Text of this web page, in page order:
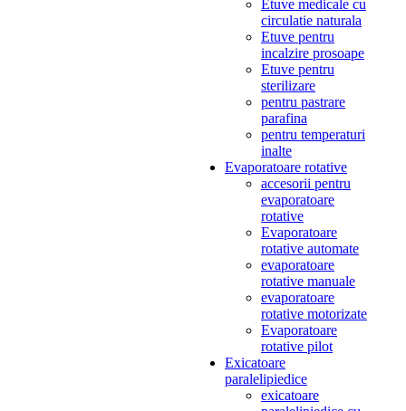
Etuve medicale cu
circulatie naturala
Etuve pentru
incalzire prosoape
Etuve pentru
sterilizare
pentru pastrare
parafina
pentru temperaturi
inalte
Evaporatoare rotative
accesorii pentru
evaporatoare
rotative
Evaporatoare
rotative automate
evaporatoare
rotative manuale
evaporatoare
rotative motorizate
Evaporatoare
rotative pilot
Exicatoare
paralelipiedice
exicatoare